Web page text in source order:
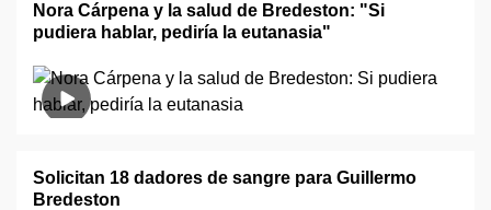
Nora Cárpena y la salud de Bredeston: "Si
pudiera hablar, pediría la eutanasia"
Solicitan 18 dadores de sangre para Guillermo
Bredeston